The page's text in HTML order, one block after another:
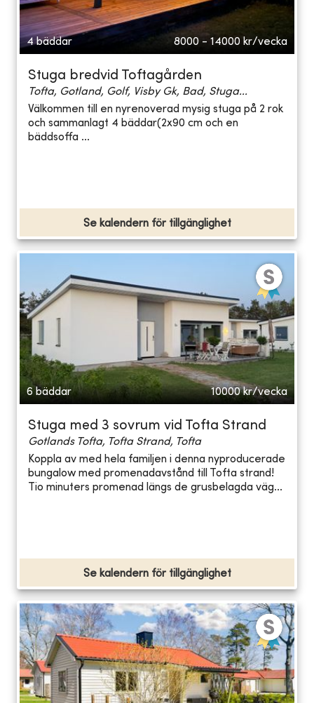
4 bäddar 8000 - 14000 kr/vecka
Stuga bredvid Toftagården
Tofta, Gotland, Golf, Visby Gk, Bad, Stuga...
Välkommen till en nyrenoverad mysig stuga på 2 rok
och sammanlagt 4 bäddar(2x90 cm och en
bäddsoffa ...
Se kalendern för tillgänglighet
6 bäddar 10000 kr/vecka
Stuga med 3 sovrum vid Tofta Strand
Gotlands Tofta, Tofta Strand, Tofta
Koppla av med hela familjen i denna nyproducerade
bungalow med promenadavstånd till Tofta strand!
Tio minuters promenad längs de grusbelagda väg...
Se kalendern för tillgänglighet